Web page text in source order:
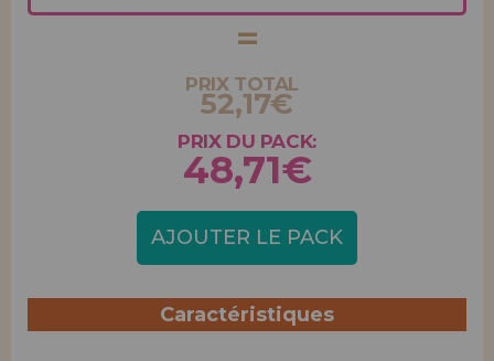
PRIX TOTAL
52,17€
PRIX DU PACK:
48,71€
AJOUTER LE PACK
Caractéristiques